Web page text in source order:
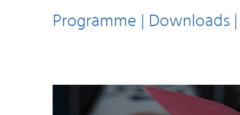
Programme | Downloads